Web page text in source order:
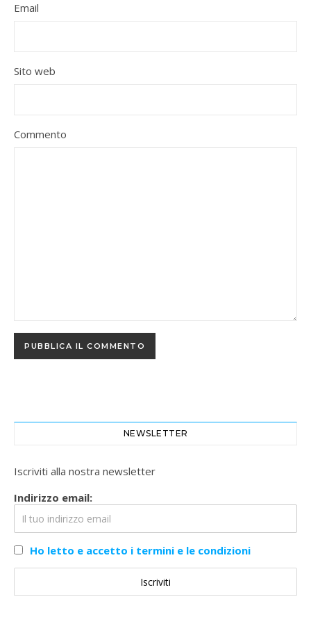
Email
Sito web
Commento
NEWSLETTER
Iscriviti alla nostra newsletter
Indirizzo email:
Ho letto e accetto i termini e le condizioni